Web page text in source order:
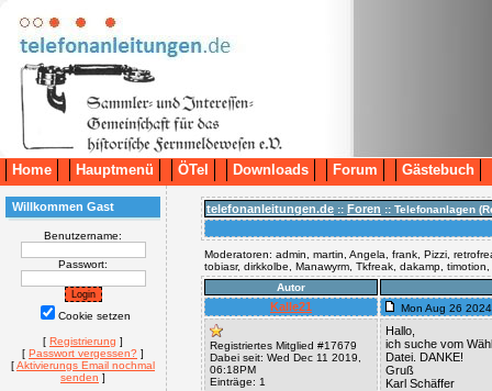
Home Hauptmenü ÖTel Downloads Forum Gästebuch
Willkommen Gast
Benutzername:
Passwort:
Cookie setzen
[ Registrierung ]
[ Passwort vergessen? ]
[Aktivierungs Email nochmal
senden ]
telefonanleitungen.de :: Foren :: Telefonanlagen
Moderatoren: admin, martin, Angela, frank, Pizzi,
tobiasr, dirkkolbe, Manawyrm, Tkfreak, dakamp,
Autor
Kalle21 Mon Aug 26
Registriertes Mitglied #17679
Dabei seit: Wed Dec 11 2019,
06:18PM
Einträge: 1
Hallo,
ich suche vom
Datei. DANKE!
Gruß
Karl Schäffer